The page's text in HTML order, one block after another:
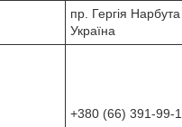
пр. Гергія Нарбута
Україна
+380 (66) 391-99-